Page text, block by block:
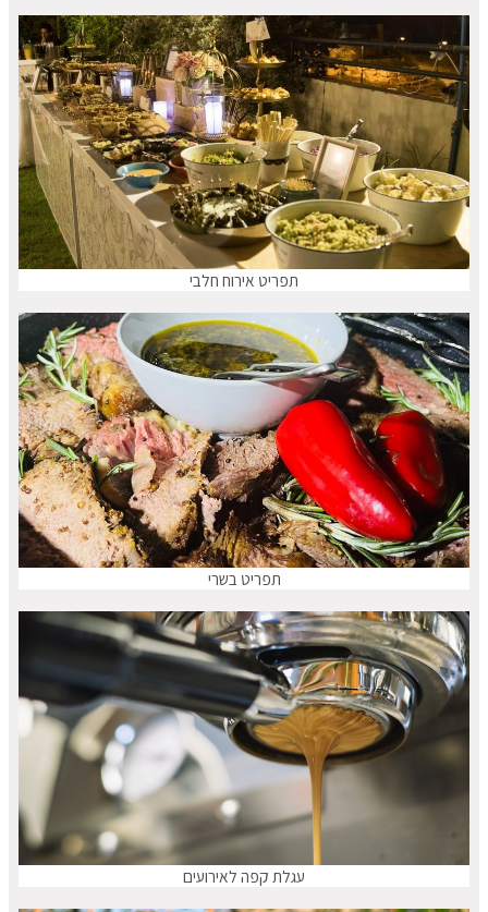
תפריט אירוח חלבי
תפריט בשרי
עגלת קפה לאירועים